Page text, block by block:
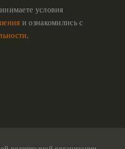
условия
и ознакомились с
.